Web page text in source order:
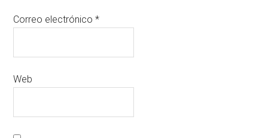
Correo electrónico*
Web